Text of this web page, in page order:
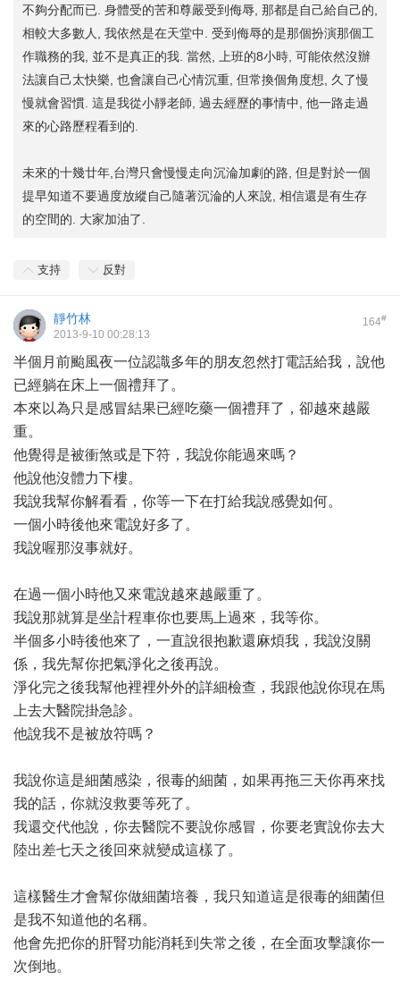
不夠分配而已. 身體受的苦和尊嚴受到侮辱, 那都是自己給自己的,
相較大多數人, 我依然是在天堂中. 受到侮辱的是那個扮演那個工
作職務的我, 並不是真正的我. 當然, 上班的8小時, 可能依然沒辦
法讓自己太快樂, 也會讓自己心情沉重, 但常換個角度想, 久了慢
慢就會習慣. 這是我從小靜老師, 過去經歷的事情中, 他一路走過
來的心路歷程看到的.
未來的十幾廿年,台灣只會慢慢走向沉淪加劇的路, 但是對於一個
提早知道不要過度放縱自己隨著沉淪的人來說, 相信還是有生存
的空間的. 大家加油了.
支持 反對
164#
靜竹林
2013-9-10 00:28:13
半個月前颱風夜一位認識多年的朋友忽然打電話給我，說他
已經躺在床上一個禮拜了。
本來以為只是感冒結果已經吃藥一個禮拜了，卻越來越嚴
重。
他覺得是被衝煞或是下符，我說你能過來嗎？
他說他沒體力下樓。
我說我幫你解看看，你等一下在打給我說感覺如何。
一個小時後他來電說好多了。
我說喔那沒事就好。
在過一個小時他又來電說越來越嚴重了。
我說那就算是坐計程車你也要馬上過來，我等你。
半個多小時後他來了，一直說很抱歉還麻煩我，我說沒關
係，我先幫你把氣淨化之後再說。
淨化完之後我幫他裡裡外外的詳細檢查，我跟他說你現在馬
上去大醫院掛急診。
他說我不是被放符嗎？
我說你這是細菌感染，很毒的細菌，如果再拖三天你再來找
我的話，你就沒救要等死了。
我還交代他說，你去醫院不要說你感冒，你要老實說你去大
陸出差七天之後回來就變成這樣了。
這樣醫生才會幫你做細菌培養，我只知道這是很毒的細菌但
是我不知道他的名稱。
他會先把你的肝腎功能消耗到失常之後，在全面攻擊讓你一
次倒地。